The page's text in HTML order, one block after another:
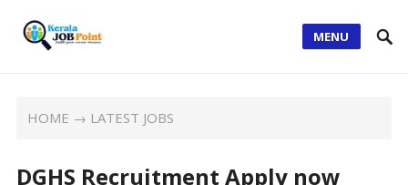
MENU
HOME → LATEST JOBS
DGHS Recruitment Apply now